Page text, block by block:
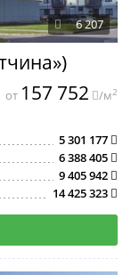
6 207
5 301 177
6 388 405
9 405 942
14 425 323
от 157 752 /м2